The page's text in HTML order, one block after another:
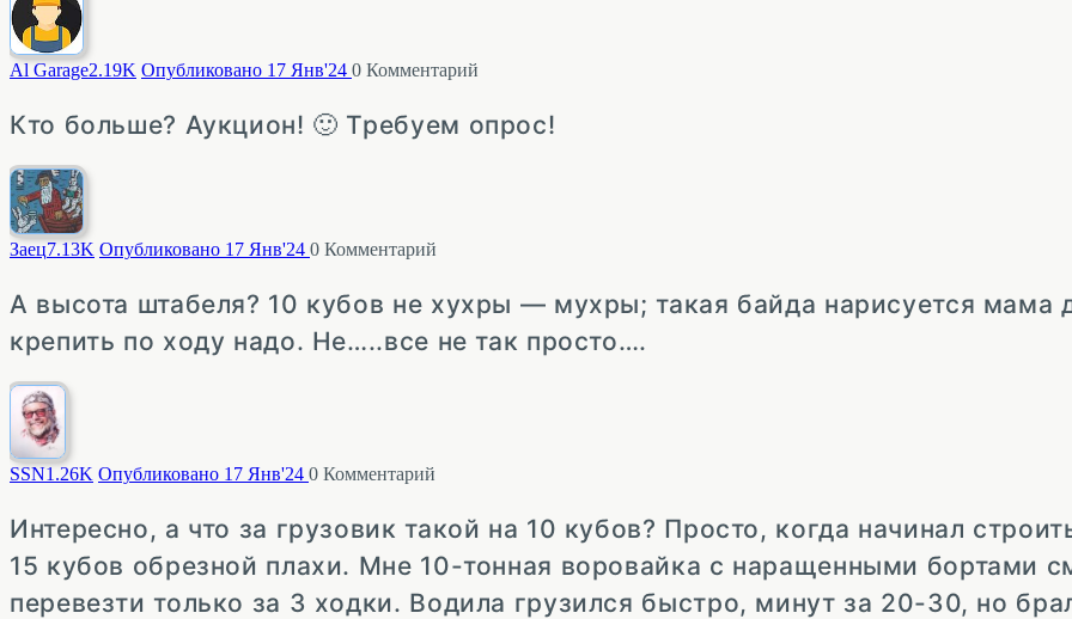
Al Garage2.19K Опубликовано 17 Янв'24 0 Комментарий
Кто больше? Аукцион! 🙂 Требуем опрос!
Заец7.13K Опубликовано 17 Янв'24 0 Комментарий
А высота штабеля? 10 кубов не хухры — мухры; такая байда нарисуется мама
крепить по ходу надо. Не…..все не так просто….
SSN1.26K Опубликовано 17 Янв'24 0 Комментарий
Интересно, а что за грузовик такой на 10 кубов? Просто, когда начинал
15 кубов обрезной плахи. Мне 10-тонная воровайка с наращенными бортами
перевезти только за 3 ходки. Водила грузился быстро, минут за 20-30, но